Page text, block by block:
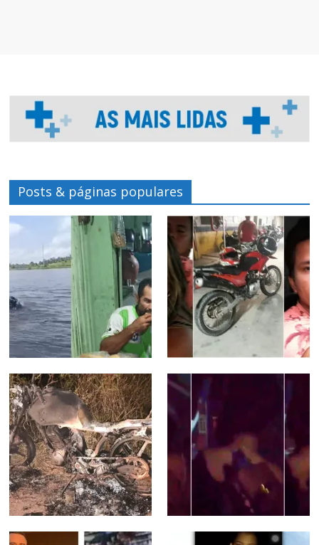
Posts & páginas populares